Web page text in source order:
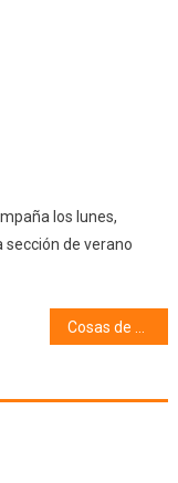
los lunes,
sección de verano